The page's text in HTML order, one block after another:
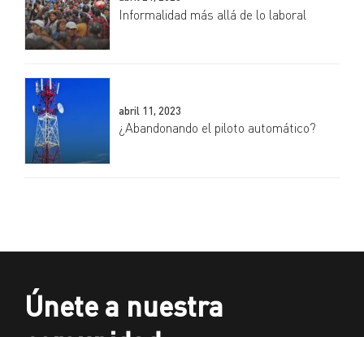
Informalidad más allá de lo laboral
abril 11, 2023
¿Abandonando el piloto automático?
Únete a nuestra